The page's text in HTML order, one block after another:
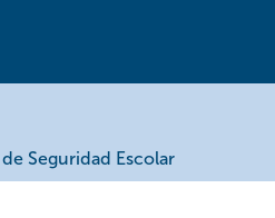
Seguridad Escolar